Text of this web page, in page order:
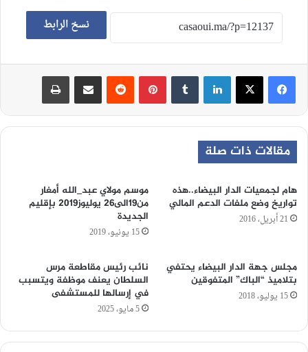
نسخ الرابط
لينكدإن بينتيريست
مقالات ذات صلة
هام لجمعيات الدار البيضاء..هذه
تواريخ وضع ملفات الدعم المالي
21 أبريل، 2016
موسم مولاي عبد_الله أمغار
من19الى26 يوليوز2019 بإقلیم
الجدیدة
15 يونيو، 2019
مجلس جهة الدار البيضاء يحتفي
بتلاميذ “الباك” المتفوقين
15 يوليو، 2018
نائب رئيس مقاطعة مرس
السلطان يعنف موظفة ويتسبب
في إرسالها للمستشفى
5 مايو، 2025